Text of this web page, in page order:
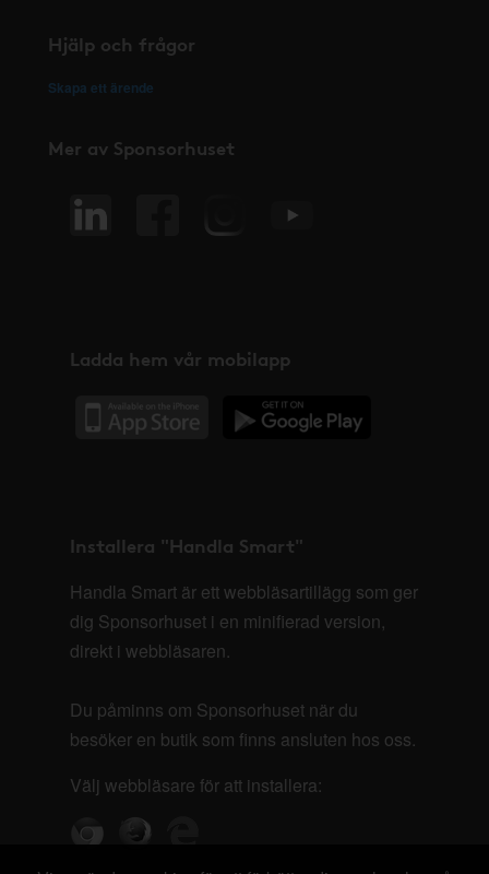
Hjälp och frågor
Skapa ett ärende
Mer av Sponsorhuset
Ladda hem vår mobilapp
Installera "Handla Smart"
Handla Smart är ett webbläsartillägg som ger
dig Sponsorhuset i en minifierad version,
direkt i webbläsaren.
Du påminns om Sponsorhuset när du
besöker en butik som finns ansluten hos oss.
Välj webbläsare för att installera: